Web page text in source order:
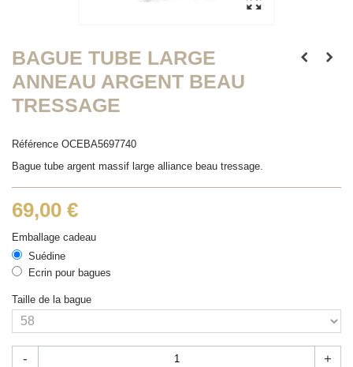
BAGUE TUBE LARGE
ANNEAU ARGENT BEAU
TRESSAGE
Référence OCEBA5697740
Bague tube argent massif large alliance beau tressage.
69,00 €
Emballage cadeau
Suédine
Ecrin pour bagues
Taille de la bague
- +